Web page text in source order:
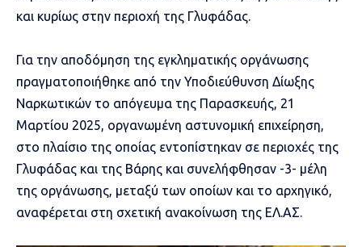
και κυρίως στην περιοχή της Γλυφάδας.
Για την αποδόμηση της εγκληματικής οργάνωσης
πραγματοποιήθηκε από την Υποδιεύθυνση Δίωξης
Ναρκωτικών το απόγευμα της Παρασκευής, 21
Μαρτίου 2025, οργανωμένη αστυνομική επιχείρηση,
στο πλαίσιο της οποίας εντοπίστηκαν σε περιοχές της
Γλυφάδας και της Βάρης και συνελήφθησαν -3- μέλη
της οργάνωσης, μεταξύ των οποίων και το αρχηγικό,
αναφέρεται στη σχετική ανακοίνωση της ΕΛ.ΑΣ.